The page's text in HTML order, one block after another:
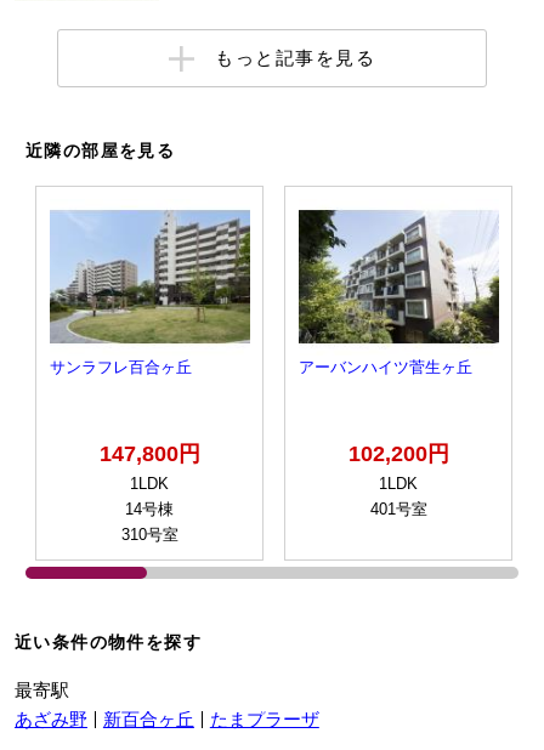
もっと記事を見る
近隣の部屋を見る
サンラフレ百合ヶ丘
147,800円
1LDK
14号棟
310号室
アーバンハイツ菅生ヶ丘
102,200円
1LDK
401号室
近い条件の物件を探す
最寄駅
あざみ野
新百合ヶ丘 たまプラーザ